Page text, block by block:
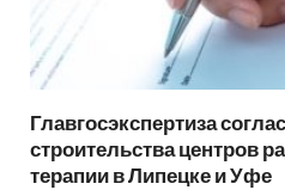
Главгосэкспертиза
строительства центров
терапии в Липецке и Уфе